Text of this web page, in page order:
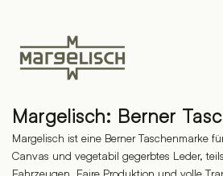
Margelisch: Berner
Margelisch ist eine Berner Taschenmarke
Canvas und vegetabil gegerbtes Leder,
Fahrzeugen. Faire Produktion und volle